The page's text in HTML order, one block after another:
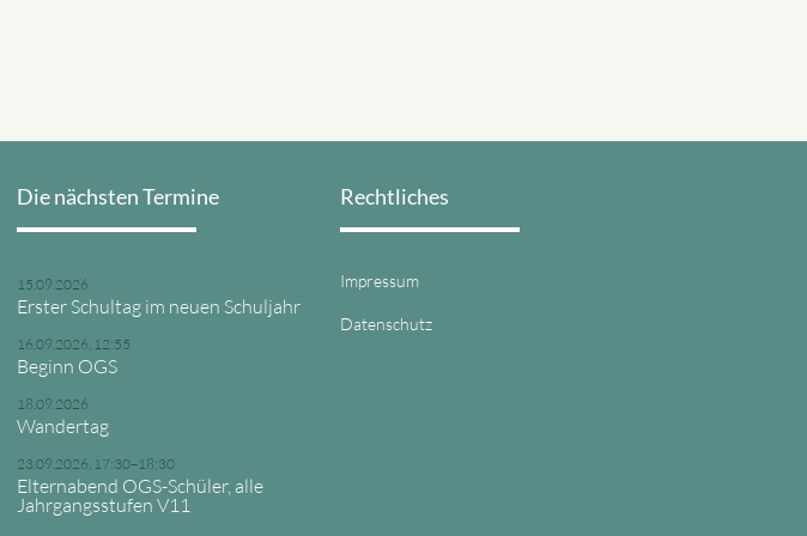
Die nächsten Termine
15.09.2026
Erster Schultag im neuen Schuljahr
16.09.2026, 12:55
Beginn OGS
18.09.2026
Wandertag
23.09.2026, 17:30–18:30
Elternabend OGS-Schüler, alle
Jahrgangsstufen V11
Rechtliches
Impressum
Datenschutz